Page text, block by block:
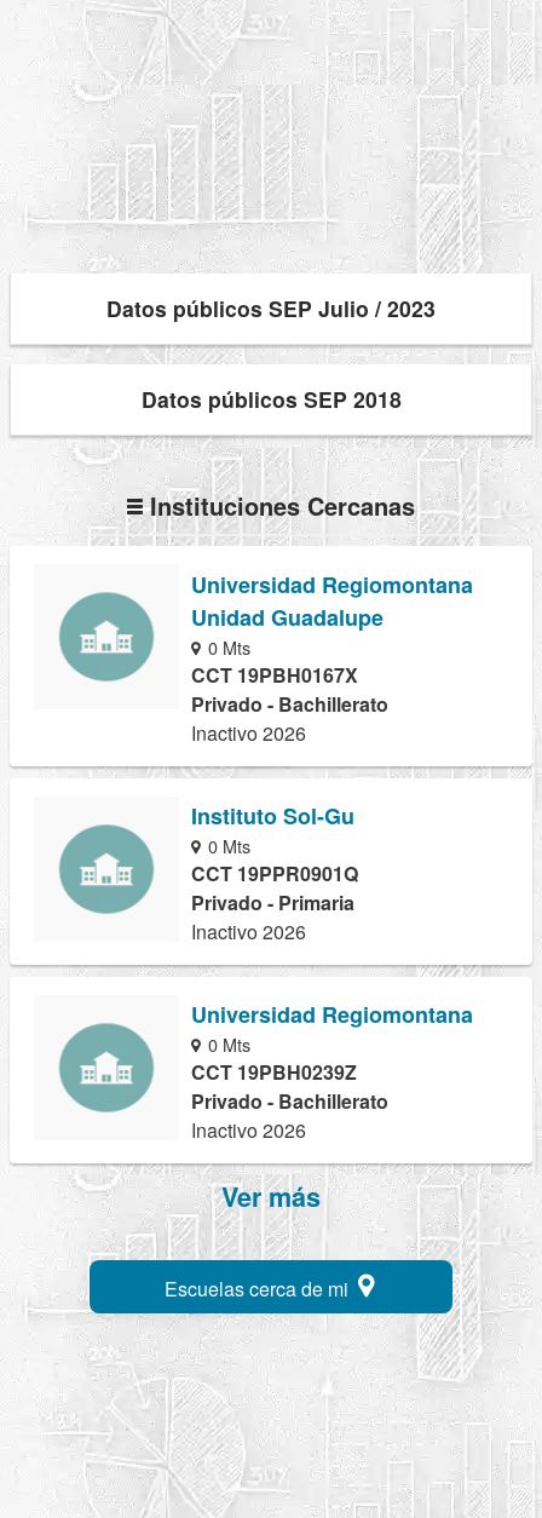
Datos públicos SEP Julio / 2023
Datos públicos SEP 2018
Instituciones Cercanas
Universidad Regiomontana
Unidad Guadalupe
0 Mts
CCT 19PBH0167X
Privado - Bachillerato
Inactivo 2026
Instituto Sol-Gu
0 Mts
CCT 19PPR0901Q
Privado - Primaria
Inactivo 2026
Universidad Regiomontana
0 Mts
CCT 19PBH0239Z
Privado - Bachillerato
Inactivo 2026
Ver más
Escuelas cerca de mi